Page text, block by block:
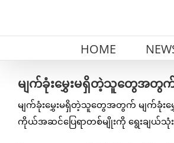
HOME
မျက်ခုံးမွှေးမရှိတဲ့သူတွေအတွက် မ
မျက်ခုံးမွှေးမရှိတဲ့သူတွေအတွက် မျက်ခုံးမွှ
ကိုယ်အဆင်ပြေရာတစ်မျိုးကို ရွေးချယ်သုံး